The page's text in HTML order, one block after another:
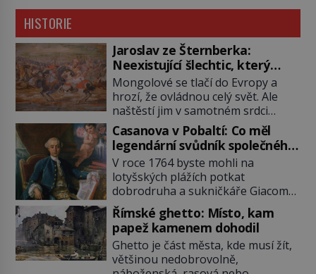
HISTORIE
Jaroslav ze Šternberka:
Neexistující šlechtic, který
z Moravy vyžene Mongoly
Mongolové se tlačí do Evropy a
hrozí, že ovládnou celý svět. Ale
naštěstí jim v samotném srdci
Evropy stojí v cestě malé, ale silné
království, které dokáže
dobyvatelské hordy zastavit. Co
nedokáže žádná z asijských říší, co
nedokážou Němci – to dokáže
český král. Nebo že by ne?
Mongolové od roku 1223 postupují
podél Kaspického a Azovského
moře, […]
Casanova v Pobaltí: Co měl
legendární svůdník společného
se svobodnými zednáři?
V roce 1764 byste mohli na
lotyšských plážích potkat
dobrodruha a sukničkáře Giacoma
Casanovu. Jeho cesta k Baltskému
moři však nebyla turistickým
výletem, ale ryze pracovní cestou
se zištnými úmysly. Jaký cíl
Casanova sledoval, když se
Římské ghetto: Místo, kam
papež kamenem dohodil
Ghetto je část města, kde musí žít,
většinou nedobrovolně,